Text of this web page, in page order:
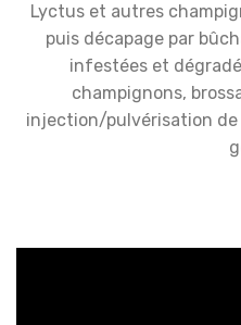
Lyctus et autres
puis décapage par
infestées et
champignons,
injection/pulvérisation